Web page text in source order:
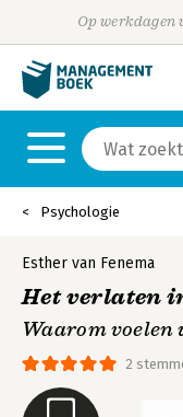
Op werkdagen
Psychologie
2
Esther van Fenema
Het verlaten
Waarom voelen